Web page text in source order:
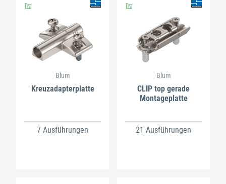
Blum
Kreuzadapterplatte
7 Ausführungen
Blum
CLIP top gerade
Montageplatte
21 Ausführungen